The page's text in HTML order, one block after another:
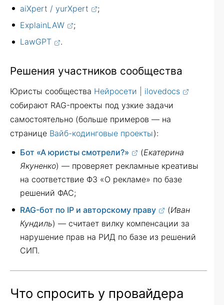
aiXpert / yurXpert
;
ExplainLAW
;
LawGPT
.
Решения участников сообщества
Юристы сообщества Нейросети | ilovedocs
собирают RAG-проекты под узкие задачи
самостоятельно (больше примеров — на
странице Вайб-кодинговые проекты):
Бот «А юристы смотрели?»
(Екатерина
Якуненко) — проверяет рекламные креативы
на соответствие ФЗ «О рекламе» по базе
решений ФАС;
RAG-бот по IP и авторскому праву
(Иван
Кундиль) — считает вилку компенсации за
нарушение прав на РИД по базе из решений
СИП.
Что спросить у провайдера